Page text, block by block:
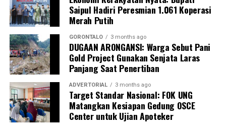
mengenai pola hidup bersih dan sehat (PHBS)
pencegahan tuberkulosis.
Saipul Hadiri Peresmian 1.061 Koperasi
Merah Putih
GORONTALO 3 months ago
DUGAAN ARONGANSI: Warga Sebut Pani
Gold Project Gunakan Senjata Laras
Panjang Saat Penertiban
ADVERTORIAL 3 months ago
Target Standar Nasional: FOK UNG
Matangkan Kesiapan Gedung OSCE
Center untuk Ujian Apoteker